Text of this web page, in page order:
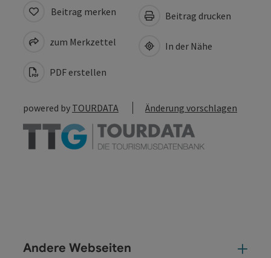
Beitrag merken
zum Merkzettel
PDF erstellen
Beitrag drucken
In der Nähe
powered by TOURDATA Änderung vorschlagen
Andere Webseiten